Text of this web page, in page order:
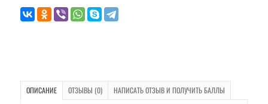
ОПИСАНИЕ ОТЗЫВЫ (0) НАПИСАТЬ ОТЗЫВ И ПОЛУЧИТЬ БАЛЛЫ